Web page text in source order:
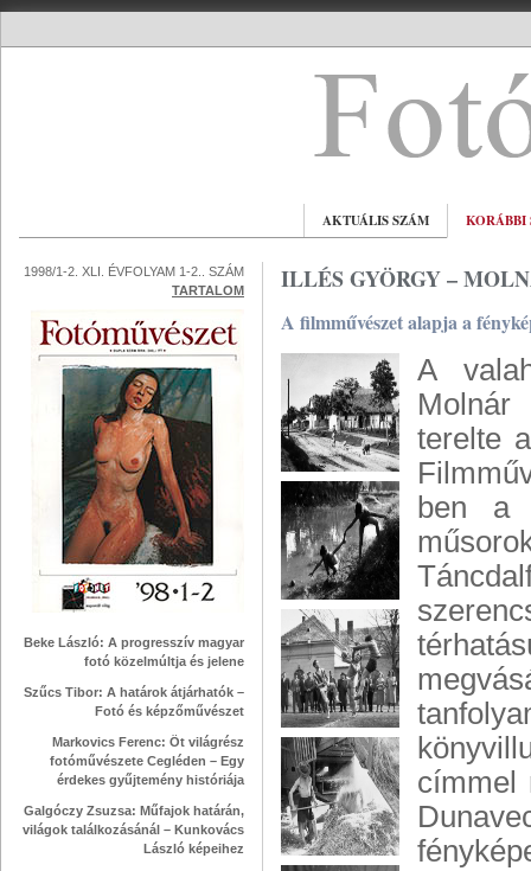
AKTUÁLIS SZÁM KORÁBBI
1998/1-2. XLI. ÉVFOLYAM 1-2.. SZÁM
TARTALOM
Beke László: A progresszív magyar
fotó közelmúltja és jelene
Szűcs Tibor: A határok átjárhatók –
Fotó és képzőművészet
Markovics Ferenc: Öt világrész
fotóművészete Cegléden – Egy
érdekes gyűjtemény históriája
Galgóczy Zsuzsa: Műfajok határán,
világok találkozásánál – Kunkovács
László képeihez
ILLÉS GYÖRGY –
A filmművészet alapja a
A
Molnár
terelte
ben a
címmel